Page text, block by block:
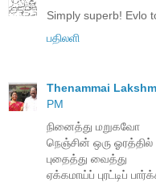
Simply superb! Evlo
பதிலளி
Thenammai
PM
நினைத்து மறுகவோ
நெஞ்சின் ஒரு ஓரத்தில்
புதைத்து வைத்து
ஏக்கமாய்ப் புரட்டிப்